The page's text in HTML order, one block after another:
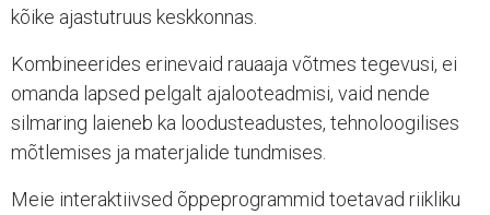
kõike ajastutruus keskkonnas.
Kombineerides erinevaid rauaaja võtmes tegevusi, ei
omanda lapsed pelgalt ajalooteadmisi, vaid nende
silmaring laieneb ka loodusteadustes, tehnoloogilises
mõtlemises ja materjalide tundmises.
Meie interaktiivsed õppeprogrammid toetavad riikliku